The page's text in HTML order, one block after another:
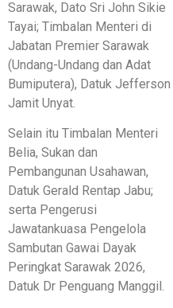
Sarawak, Dato Sri John Sikie
Tayai; Timbalan Menteri di
Jabatan Premier Sarawak
(Undang-Undang dan Adat
Bumiputera), Datuk Jefferson
Jamit Unyat.
Selain itu Timbalan Menteri
Belia, Sukan dan
Pembangunan Usahawan,
Datuk Gerald Rentap Jabu;
serta Pengerusi
Jawatankuasa Pengelola
Sambutan Gawai Dayak
Peringkat Sarawak 2026,
Datuk Dr Penguang Manggil.